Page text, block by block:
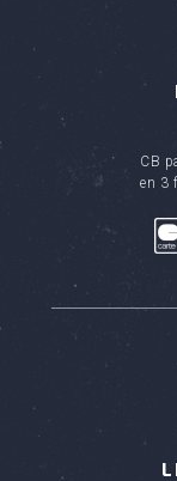
CB
en 3